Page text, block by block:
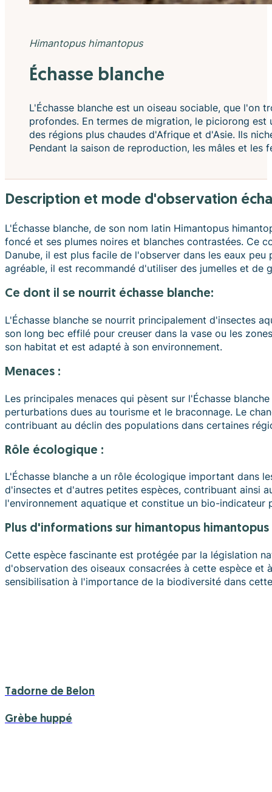
Échasse blanche
L'Échasse blanche est un oiseau sociable, que l'on
profondes. En termes de migration, le piciorong
des régions plus chaudes d'Afrique et d'Asie. Ils
Pendant la saison de reproduction, les mâles et
Himantopus himantopus
description et mode d'observation
L'Échasse blanche, de son nom latin Himantopus
foncé et ses plumes noires et blanches contrastées. Ce
Danube, il est plus facile de l'observer dans les eaux
agréable, il est recommandé d'utiliser des jumelles et de
ce dont il se nourrit échasse blanche:
L'Échasse blanche se nourrit principalement d'insectes
son long bec effilé pour creuser dans la vase ou les
son habitat et est adapté à son environnement.
Menaces :
Les principales menaces qui pèsent sur l'Échasse
perturbations dues au tourisme et le braconnage. Le
contribuant au déclin des populations dans certaines
Rôle écologique :
L'Échasse blanche a un rôle écologique important dans
d'insectes et d'autres petites espèces, contribuant ainsi
l'environnement aquatique et constitue un bio-
plus d'informations sur himantopus himantopus
Cette espèce fascinante est protégée par la législation
d'observation des oiseaux consacrées à cette espèce
sensibilisation à l'importance de la biodiversité dans
Tadorne de Belon
Grèbe huppé